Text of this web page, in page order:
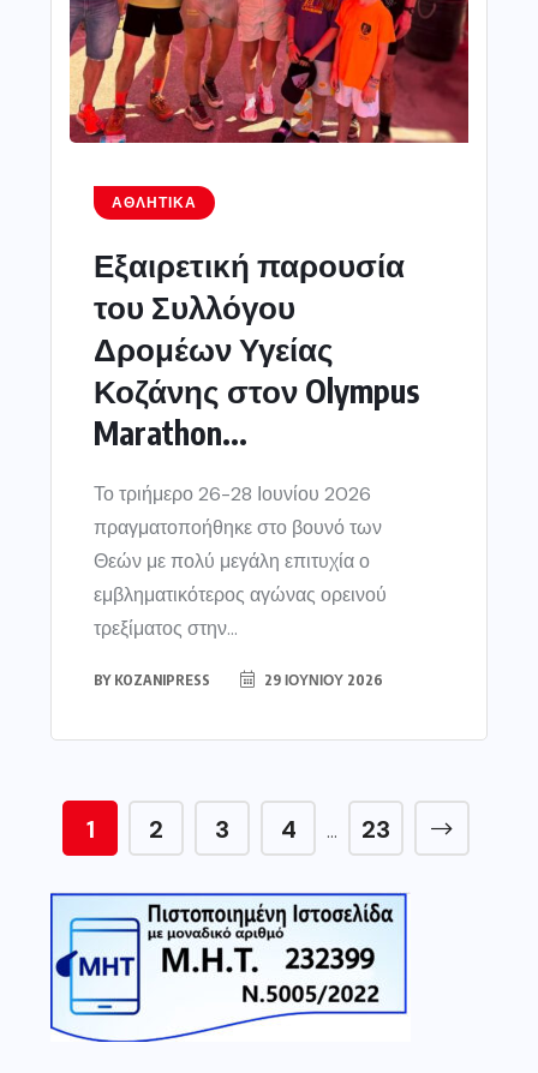
ΑΘΛΗΤΙΚΆ
Εξαιρετική παρουσία
του Συλλόγου
Δρομέων Υγείας
Κοζάνης στον Olympus
Marathon...
Το τριήμερο 26-28 Ιουνίου 2026
πραγματοποήθηκε στο βουνό των
Θεών με πολύ μεγάλη επιτυχία ο
εμβληματικότερος αγώνας ορεινού
τρεξίματος στην...
BY KOZANIPRESS 29 ΙΟΥΝΊΟΥ 2026
1 2 3 4 … 23